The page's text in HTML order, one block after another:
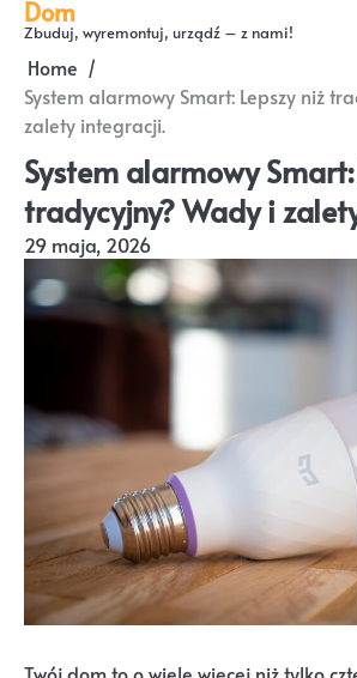
Skip
content
Dom
Zbuduj, wyremontuj, urządź – z nami!
Home
System alarmowy Smart: Lepszy niż
zalety integracji.
System alarmowy
tradycyjny? Wady i
29 maja, 2026